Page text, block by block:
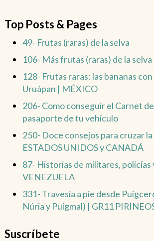
Top Posts & Pages
49- Frutas (raras) de la selva
106- Más frutas (raras) de la
128- Frutas raras: las bananas
Uruápan | MÉXICO
206- Como conseguir el Carnet
pasaporte de tu vehículo
250- Doce consejos para cruzar
ESTADOS UNIDOS y CANADÁ
87- Historias de militares, policías
VENEZUELA
331- Travesía a pie desde
Núria y Puigmal) | GR11
Suscríbete